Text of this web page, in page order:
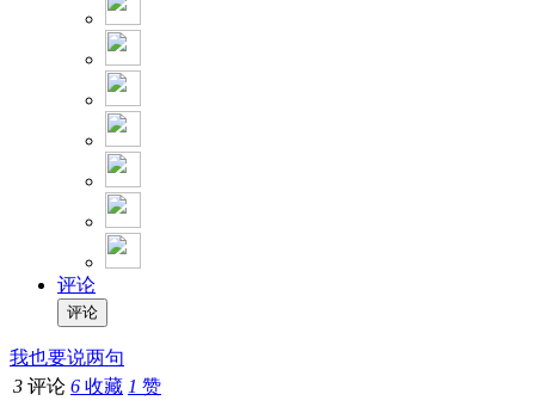
评论
我也要说两句
3 评论 6 收藏 1 赞